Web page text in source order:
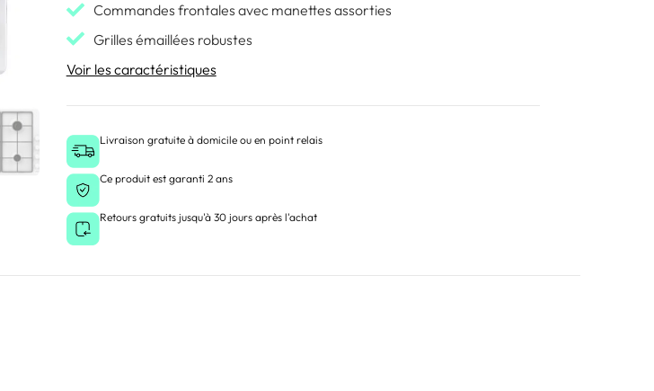
Commandes frontales avec manettes assorties
Grilles émaillées robustes
Voir les caractéristiques
Livraison gratuite à domicile ou en point relais
Ce produit est garanti 2 ans
Retours gratuits jusqu'à 30 jours après l'achat